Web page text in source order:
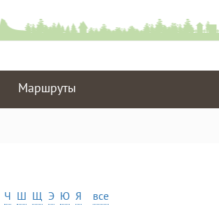
Маршруты
Ч Ш Щ Э Ю Я все